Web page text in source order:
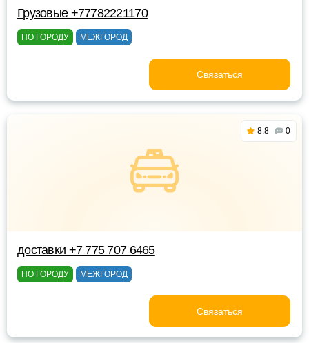
Грузовые +77782221170
ПО ГОРОДУ МЕЖГОРОД
Связаться
8.8 0
доставки +7 775 707 6465
ПО ГОРОДУ МЕЖГОРОД
Связаться